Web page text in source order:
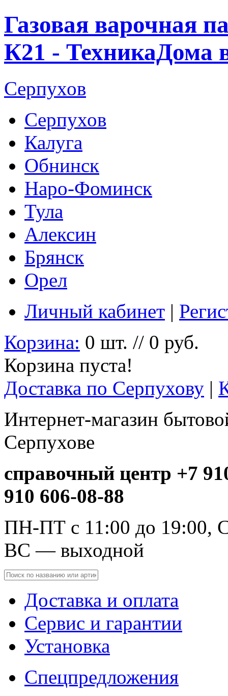
Газовая варочная
К21 - ТехникаДома
Серпухов
Серпухов
Калуга
Обнинск
Наро-Фоминск
Тула
Алексин
Брянск
Орел
Личный кабинет |
Корзина: 0 шт. // 0 руб.
Корзина пуста!
Доставка по Серпухову |
Интернет-магазин
Серпухове
справочный центр +7
910 606-08-88
ПН-ПТ с 11:00 до 19:00,
ВС — выходной
Доставка и оплата
Сервис и гарантии
Установка
Спецпредложения